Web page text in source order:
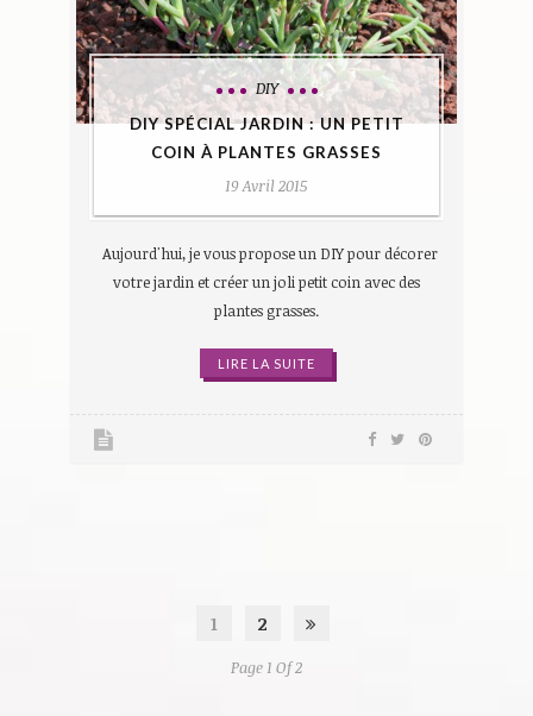
DIY
DIY SPÉCIAL JARDIN : UN PETIT
COIN À PLANTES GRASSES
19 Avril 2015
Aujourd'hui, je vous propose un DIY pour décorer
votre jardin et créer un joli petit coin avec des
plantes grasses.
LIRE LA SUITE
1 2
Page 1 Of 2